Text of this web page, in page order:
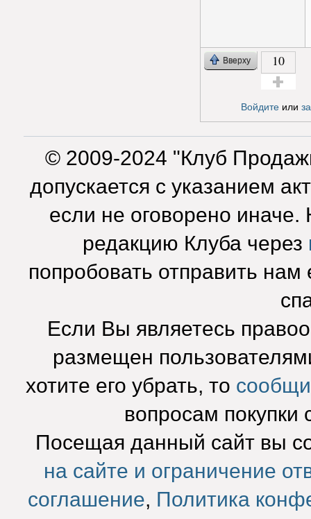
Вверху 10
Войдитеили
© 2009-2024 "Клуб
допускается с указанием
если не оговорено
редакцию Клуба через
попробовать отправить нам
Если Вы являетесь
размещен
хотите его убрать, то
вопросам покупки
Посещая данный сайт вы
на сайте и ограничение
соглашение, Политика